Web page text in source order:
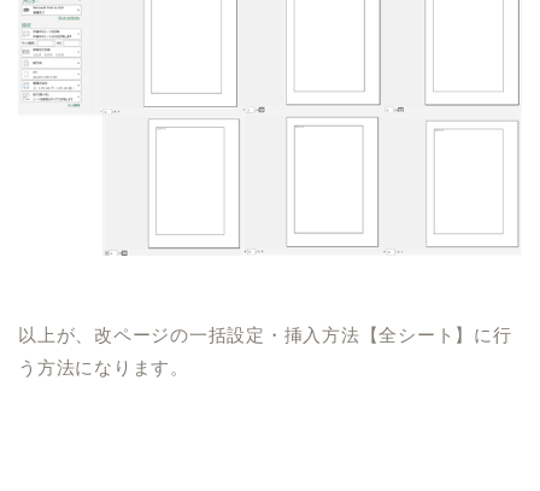
以上が、改ページの一括設定・挿入方法【全シート】に行
う方法になります。